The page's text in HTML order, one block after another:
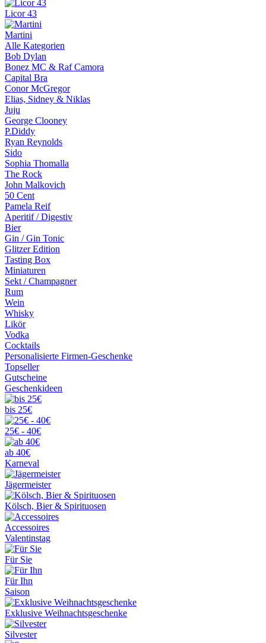
Licor 43
Martini
Alle Kategorien
Bob Dylan
Bonez MC & Raf Camora
Capital Bra
Conor McGregor
Elias, Sidney & Niklas
Juju
George Clooney
P.Diddy
Ryan Reynolds
Sido
Sophia Thomalla
The Rock
John Malkovich
50 Cent
Pamela Reif
Aperitif / Digestiv
Bier
Gin / Gin Tonic
Glitzer Edition
Tasting Box
Miniaturen
Sekt / Champagner
Rum
Wein
Whisky
Likör
Vodka
Cocktails
Personalisierte Firmen-Geschenke
Topseller
Gutscheine
Geschenkideen
bis 25€
25€ - 40€
ab 40€
Karneval
Jägermeister
Kölsch, Bier & Spirituosen
Accessoires
Valentinstag
Für Sie
Für Ihn
Saison
Exklusive Weihnachtsgeschenke
Silvester